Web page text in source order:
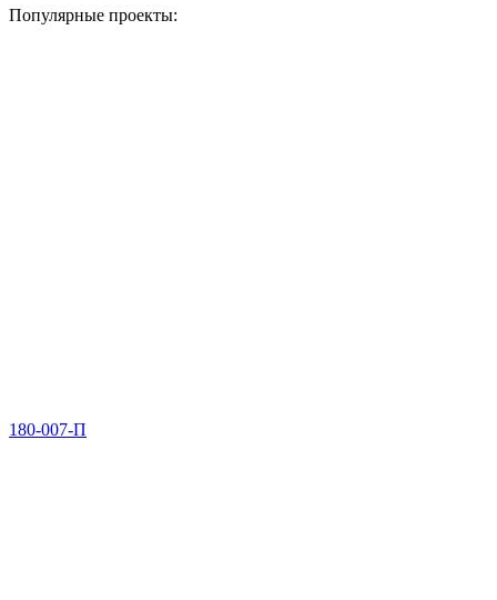
Популярные проекты:
180-007-П